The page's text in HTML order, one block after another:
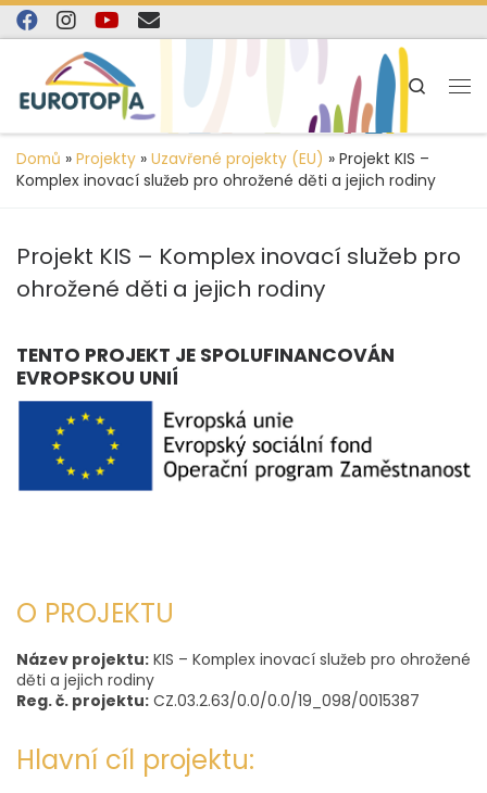
content
Skip to content
Search
Domů » Projekty » Uzavřené projekty (EU) » Projekt KIS –
Komplex inovací služeb pro ohrožené děti a jejich rodiny
Projekt KIS – Komplex inovací služeb pro
ohrožené děti a jejich rodiny
TENTO PROJEKT JE SPOLUFINANCOVÁN
EVROPSKOU UNIÍ
O PROJEKTU
Název projektu: KIS – Komplex inovací služeb pro ohrožené
děti a jejich rodiny
Reg. č. projektu: CZ.03.2.63/0.0/0.0/19_098/0015387
Hlavní cíl projektu: